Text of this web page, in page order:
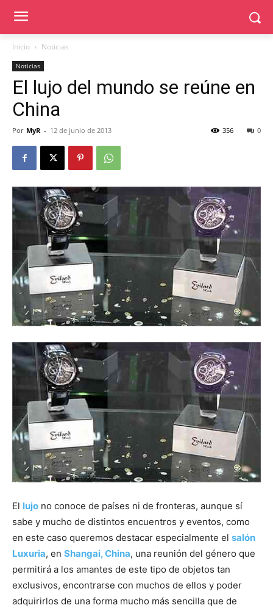
Inicio Noticias
Noticias
El lujo del mundo se reúne en
China
Por MyR - 12 de junio de 2013 0
356
El lujo no conoce de países ni de fronteras, aunque sí
sabe y mucho de distintos encuentros y eventos, como
en este caso queremos destacar especialmente el salón
Luxuria, en Shangai, China, una reunión del género que
permitirá a los amantes de este tipo de objetos tan
exclusivos, encontrarse con muchos de ellos y poder
adquirirlos de una forma mucho más sencilla que de